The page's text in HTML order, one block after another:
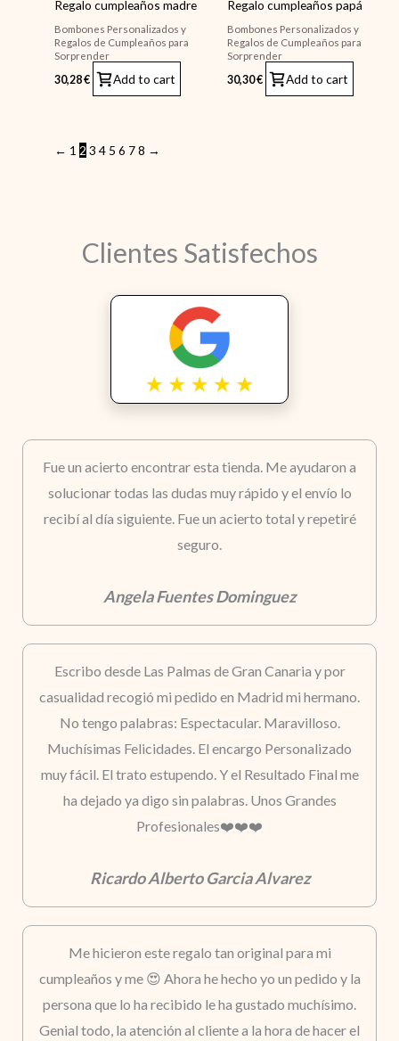
Regalo cumpleaños madre
Bombones Personalizados y
Regalos de Cumpleaños para
Sorprender
30,28€ Add to cart
Regalo cumpleaños papá
Bombones Personalizados y
Regalos de Cumpleaños para
Sorprender
30,30€ Add to cart
← 1 2 3 4 5 6 78 →
Clientes Satisfechos
Fue un acierto encontrar esta tienda. Me ayudaron a
solucionar todas las dudas muy rápido y el envío lo
recibí al día siguiente. Fue un acierto total y repetiré
seguro.
Angela Fuentes Dominguez
Escribo desde Las Palmas de Gran Canaria y por
casualidad recogió mi pedido en Madrid mi hermano.
No tengo palabras: Espectacular. Maravilloso.
Muchísimas Felicidades. El encargo Personalizado
muy fácil. El trato estupendo. Y el Resultado Final me
ha dejado ya digo sin palabras. Unos Grandes
Profesionales❤️❤️❤️
Ricardo Alberto Garcia Alvarez
Me hicieron este regalo tan original para mi
cumpleaños y me 😍 Ahora he hecho yo un pedido y la
persona que lo ha recibido le ha gustado muchísimo.
Genial todo, la atención al cliente a la hora de hacer el